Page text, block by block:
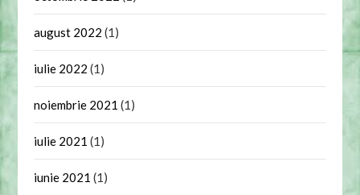
august 2022 (1)
iulie 2022 (1)
noiembrie 2021 (1)
iulie 2021 (1)
iunie 2021 (1)